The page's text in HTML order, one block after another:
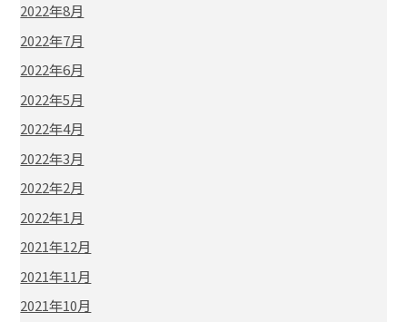
2022年8月
2022年7月
2022年6月
2022年5月
2022年4月
2022年3月
2022年2月
2022年1月
2021年12月
2021年11月
2021年10月